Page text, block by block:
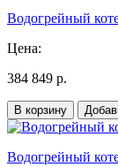
Водогрейный
Цена:
384 849 р.
В корзину
Водогрейный